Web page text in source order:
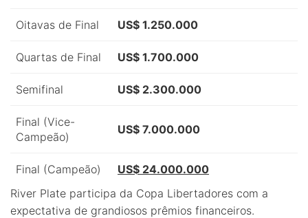
Oitavas de Final US$ 1.250.000
Quartas de Final US$ 1.700.000
Semifinal US$ 2.300.000
Final (Vice-
Campeão)
US$ 7.000.000
Final (Campeão)
US$ 24.000.000
River Plate participa da Copa Libertadores com a
expectativa de grandiosos prêmios financeiros.